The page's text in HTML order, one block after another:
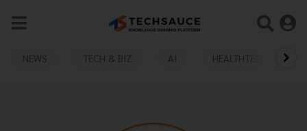
NEWS TECH & BIZ AI HEALTHTECH